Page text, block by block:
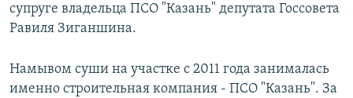
супруге владельца ПСО "Казань" депутата Госсовета
Равиля Зиганшина.
Намывом суши на участке с 2011 года занималась
именно строительная компания - ПСО "Казань". За